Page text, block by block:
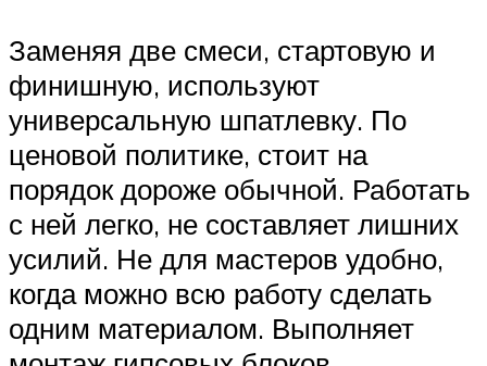
Заменяя две смеси, стартовую и
финишную, используют
универсальную шпатлевку. По
ценовой политике, стоит на
порядок дороже обычной. Работать
с ней легко, не составляет лишних
усилий. Не для мастеров удобно,
когда можно всю работу сделать
одним материалом. Выполняет